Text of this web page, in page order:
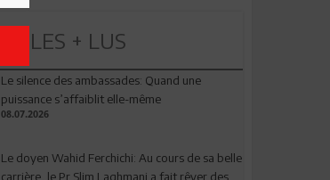
LES + LUS
Le silence des ambassades: Quand une
puissance s’affaiblit elle-même
08.07.2026
Le doyen Wahid Ferchichi: Au cours de sa belle
carrière, le Pr Slim Laghmani a fait rêver des